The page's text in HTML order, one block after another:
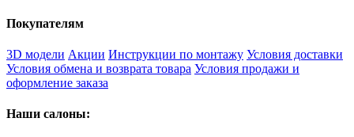
Покупателям
3D модели Акции Инструкции по монтажу Условия доставки
Условия обмена и возврата товара Условия продажи и
оформление заказа
Наши салоны: